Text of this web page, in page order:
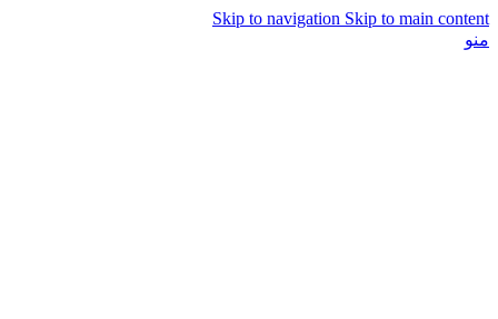
Skip to navigation Skip to main content
منو